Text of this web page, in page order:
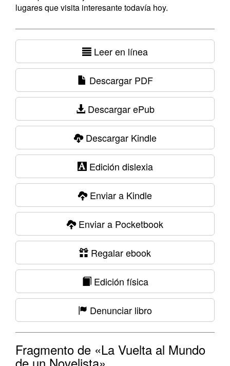
lugares que visita interesante todavía hoy.
Leer en línea
Descargar PDF
Descargar ePub
Descargar Kindle
Edición dislexia
Enviar a Kindle
Enviar a Pocketbook
Regalar ebook
Edición física
Denunciar libro
Fragmento de «La Vuelta al Mundo